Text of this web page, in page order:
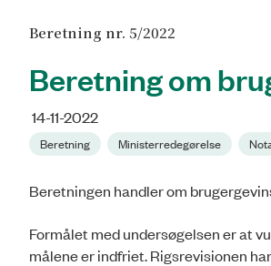
Beretning nr. 5/2022
Beretning om
14-11-2022
Beretning Ministerredegørelse
Beretningen handler om
Formålet med undersøgelsen er at
målene er indfriet. Rigsrevisionen